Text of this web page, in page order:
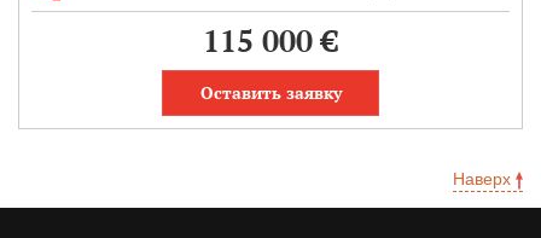
115 000 €
Оставить заявку
Наверх